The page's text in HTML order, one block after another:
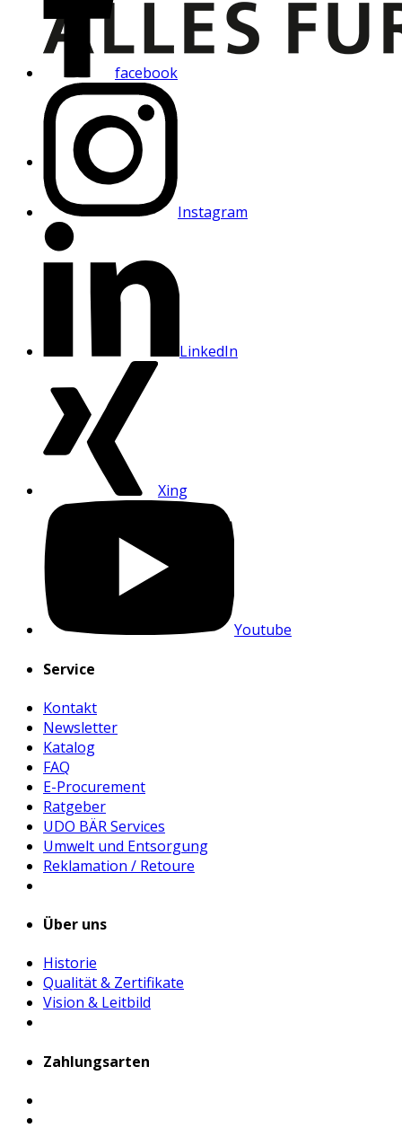
facebook
Instagram
LinkedIn
Xing
Youtube
Service
Kontakt
Newsletter
Katalog
FAQ
E-Procurement
Ratgeber
UDO BÄR Services
Umwelt und Entsorgung
Reklamation / Retoure
Über uns
Historie
Qualität & Zertifikate
Vision & Leitbild
Zahlungsarten